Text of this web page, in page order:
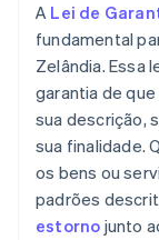
A Lei de
fundamental
Zelândia. Essa
garantia de
sua descrição,
sua finalidade.
os bens ou
padrões
estorno junto